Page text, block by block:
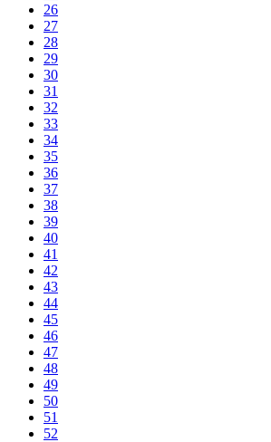
26
27
28
29
30
31
32
33
34
35
36
37
38
39
40
41
42
43
44
45
46
47
48
49
50
51
52